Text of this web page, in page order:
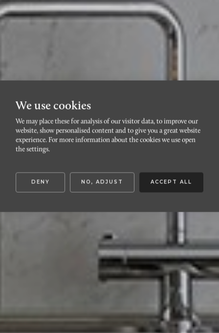
DOCKAN
Östra Varvsgatan 5C
We use cookies
We may place these for analysis of our visitor data, to improve our
website, show personalised content and to give you a great website
experience. For more information about the cookies we use open
the settings.
DENY NO, ADJUST ACCEPT ALL